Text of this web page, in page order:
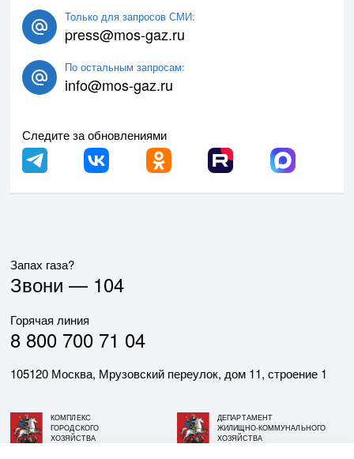
Только для запросов СМИ:
press@mos-gaz.ru
По остальным запросам:
info@mos-gaz.ru
Следите за обновлениями
Запах газа?
Звони — 104
Горячая линия
8 800 700 71 04
105120 Москва, Мрузовский переулок, дом 11, строение 1
КОМПЛЕКС
ГОРОДСКОГО
ХОЗЯЙСТВА
ДЕПАРТАМЕНТ
ЖИЛИЩНО-КОММУНАЛЬНОГО
ХОЗЯЙСТВА